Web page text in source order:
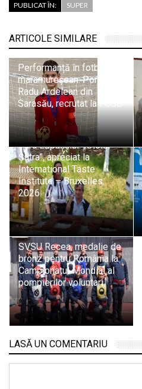
PUBLICAT ÎN: SUPER
ARTICOLE SIMILARE
Performanță în fotbalul
maramureșean: Portarul
Radu Ardelean din
Sarasău, recrutat la FCSB
Tradiție și pasiune din
Țara Lăpușului: „Oloiul
Șatra”, apreciat la
International Taste
Institute – Bruxelles
2026
SVSU Recea, medalie de
bronz pentru România la
Campionatul Mondial al
pompierilor voluntari
LASĂ UN COMENTARIU